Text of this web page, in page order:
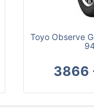
Toyo Observe
3866